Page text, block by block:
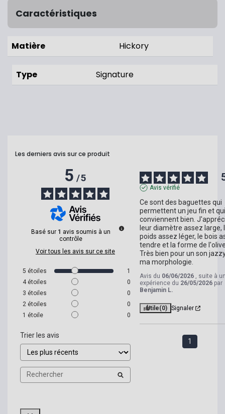
Caractéristiques
Matière Hickory
Type Signature
Les derniers avis sur ce produit
5/5
Basé sur 1 avis soumis à un
contrôle
Voir tous les avis sur ce site
5 étoiles
1
4 étoiles
0
3 étoiles
0
2 étoiles
0
1 étoile 0
Trier les avis
Avis vérifié
Ce sont des baguettes qui
permettent un jeu fin et
conviennent bien.
leur diamètre assez large,
poids assez léger, le bois
tendre et la forme de
Très bien pour un son
ma morphologie.
Avis du 06/06/2026 , suite à
expérience du 26/05/2026 par
Benjamin L.
Utile(0) Signaler
1